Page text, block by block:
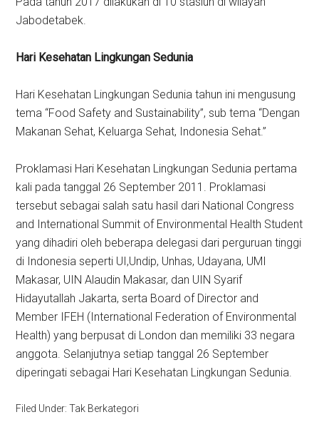
Jabodetabek.
Hari Kesehatan Lingkungan Sedunia
Hari Kesehatan Lingkungan Sedunia tahun ini mengusung
tema “Food Safety and Sustainability”, sub tema “Dengan
Makanan Sehat, Keluarga Sehat, Indonesia Sehat.”
Proklamasi Hari Kesehatan Lingkungan Sedunia pertama
kali pada tanggal 26 September 2011. Proklamasi
tersebut sebagai salah satu hasil dari National Congress
and International Summit of Environmental Health Student
yang dihadiri oleh beberapa delegasi dari perguruan tinggi
di Indonesia seperti UI,Undip, Unhas, Udayana, UMI
Makasar, UIN Alaudin Makasar, dan UIN Syarif
Hidayutallah Jakarta, serta Board of Director and
Member IFEH (International Federation of Environmental
Health) yang berpusat di London dan memiliki 33 negara
anggota. Selanjutnya setiap tanggal 26 September
diperingati sebagai Hari Kesehatan Lingkungan Sedunia.
Filed Under: Tak Berkategori